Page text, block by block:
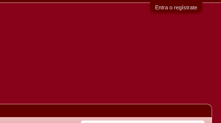
Entra o regístrate